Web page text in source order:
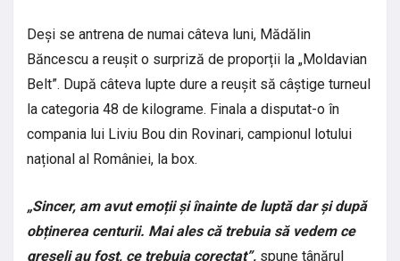
Deși se antrena de numai câteva luni, Mădălin
Băncescu a reușit o surpriză de proporții la „Moldavian
Belt”. După câteva lupte dure a reușit să câștige turneul
la categoria 48 de kilograme. Finala a disputat-o în
compania lui Liviu Bou din Rovinari, campionul lotului
național al României, la box.
„Sincer, am avut emoții și înainte de luptă dar și după
obținerea centurii. Mai ales că trebuia să vedem ce
greșeli au fost, ce trebuia corectat”, spune tânărul